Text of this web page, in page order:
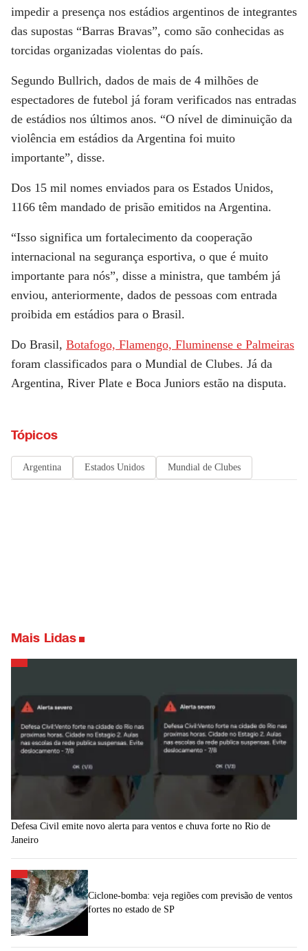
impedir a presença nos estádios argentinos de integrantes
das supostas “Barras Bravas”, como são conhecidas as
torcidas organizadas violentas do país.
Segundo Bullrich, dados de mais de 4 milhões de
espectadores de futebol já foram verificados nas entradas
de estádios nos últimos anos. “O nível de diminuição da
violência em estádios da Argentina foi muito
importante”, disse.
Dos 15 mil nomes enviados para os Estados Unidos,
1166 têm mandado de prisão emitidos na Argentina.
“Isso significa um fortalecimento da cooperação
internacional na segurança esportiva, o que é muito
importante para nós”, disse a ministra, que também já
enviou, anteriormente, dados de pessoas com entrada
proibida em estádios para o Brasil.
Do Brasil, Botafogo, Flamengo, Fluminense e Palmeiras
foram classificados para o Mundial de Clubes. Já da
Argentina, River Plate e Boca Juniors estão na disputa.
Tópicos
Argentina Estados Unidos Mundial de Clubes
Mais Lidas
Defesa Civil emite novo alerta para ventos e chuva forte no Rio de
Janeiro
Ciclone-bomba: veja regiões com previsão de ventos
fortes no estado de SP